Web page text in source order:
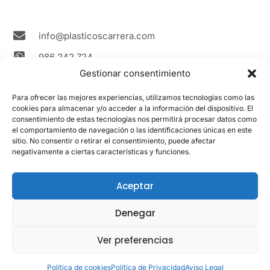
Gestionar consentimiento
Para ofrecer las mejores experiencias, utilizamos tecnologías como las
cookies para almacenar y/o acceder a la información del dispositivo. El
consentimiento de estas tecnologías nos permitirá procesar datos como
el comportamiento de navegación o las identificaciones únicas en este
sitio. No consentir o retirar el consentimiento, puede afectar
negativamente a ciertas características y funciones.
Aceptar
Denegar
Ver preferencias
Política de cookiesPolítica de PrivacidadAviso Legal
info@plasticoscarrera.com
986 242 724
Plasticos Carrera Avda. Ricardo Mella, 111 36330
Vigo Spain
Contacto
LEGAL
Política de cookies
Powered
a4roman